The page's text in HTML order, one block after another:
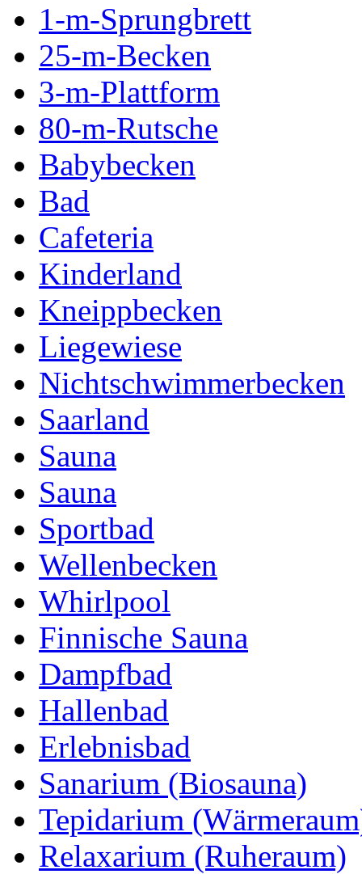
1-m-Sprungbrett
25-m-Becken
3-m-Plattform
80-m-Rutsche
Babybecken
Bad
Cafeteria
Kinderland
Kneippbecken
Liegewiese
Nichtschwimmerbecken
Saarland
Sauna
Sauna
Sportbad
Wellenbecken
Whirlpool
Finnische Sauna
Dampfbad
Hallenbad
Erlebnisbad
Sanarium (Biosauna)
Tepidarium
Relaxarium (Ruheraum)